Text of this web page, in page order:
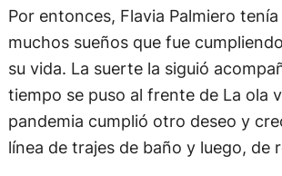
Por entonces, Flavia Palmiero tenía
muchos sueños que fue
su vida. La suerte la siguió
tiempo se puso al frente de La ola
pandemia cumplió otro deseo y
línea de trajes de baño y luego, de